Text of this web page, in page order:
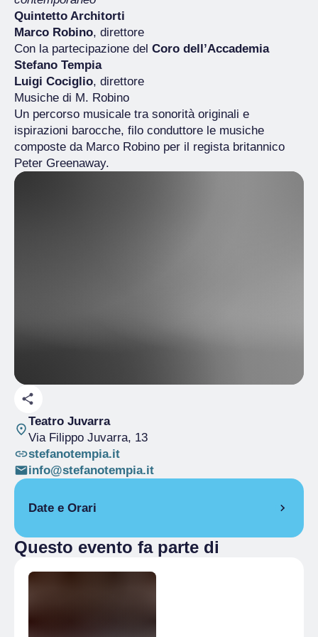
Quintetto Architorti
Marco Robino, direttore
Con la partecipazione del Coro dell’Accademia
Stefano Tempia
Luigi Cociglio, direttore
Musiche di M. Robino
Un percorso musicale tra sonorità originali e
ispirazioni barocche, filo conduttore le musiche
composte da Marco Robino per il regista britannico
Peter Greenaway.
Teatro Juvarra
Via Filippo Juvarra, 13
stefanotempia.it
info@stefanotempia.it
Date e Orari
16 giugno 2025
23:00
Questo evento fa parte di